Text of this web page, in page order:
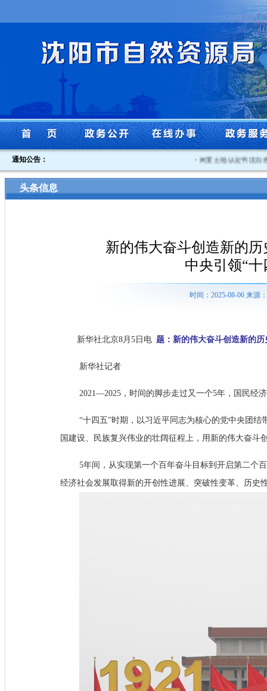
通知公告： 闲置土地认定书沈自然资沈
头条信息
新的伟大奋斗创造新的
中央引领“
时间：2025-08-06 来源
新华社北京8月5日电 题：新的伟大奋斗创造新的
新华社记者
2021—2025，时间的脚步走过又一个5年，国民经
“十四五”时期，以习近平同志为核心的党中央团
国建设、民族复兴伟业的壮阔征程上，用新的伟大奋斗
5年间，从实现第一个百年奋斗目标到开启第二个
经济社会发展取得新的开创性进展、突破性变革、历史